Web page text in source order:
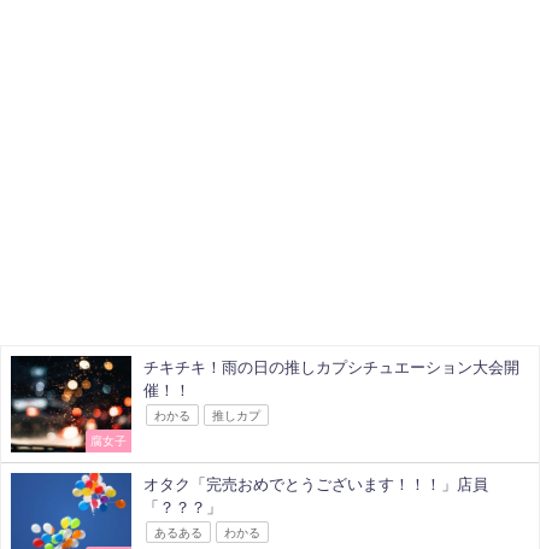
腐女子
チキチキ！雨の日の推しカプシチュエーション大会開
催！！
わかる 推しカプ
オタク「完売おめでとうございます！！！」店員
「？？？」
あるある わかる